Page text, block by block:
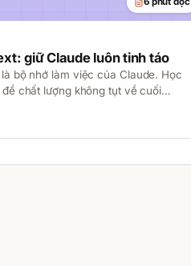
giữ Claude luôn tỉnh táo
bộ nhớ làm việc của Claude. Học
chất lượng không tụt về cuối